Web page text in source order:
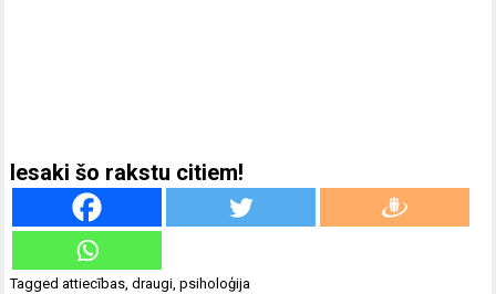
Iesaki šo rakstu citiem!
Taggedattiecības ,draugi ,psiholoģija